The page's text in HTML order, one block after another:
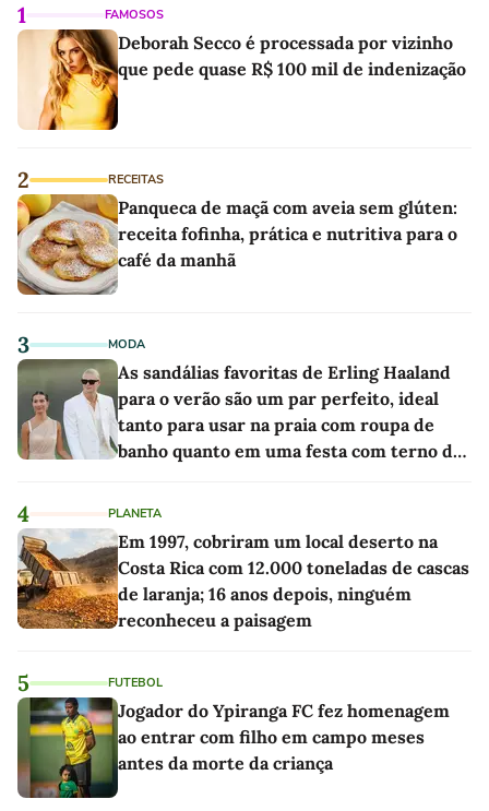
1 FAMOSOS
Deborah Secco é processada por vizinho
que pede quase R$ 100 mil de indenização
2 RECEITAS
Panqueca de maçã com aveia sem glúten:
receita fofinha, prática e nutritiva para o
café da manhã
3 MODA
As sandálias favoritas de Erling Haaland
para o verão são um par perfeito, ideal
tanto para usar na praia com roupa de
banho quanto em uma festa com terno de
4 PLANETA
Em 1997, cobriram um local deserto na
Costa Rica com 12.000 toneladas de cascas
de laranja; 16 anos depois, ninguém
reconheceu a paisagem
5 FUTEBOL
Jogador do Ypiranga FC fez homenagem
ao entrar com filho em campo meses
antes da morte da criança